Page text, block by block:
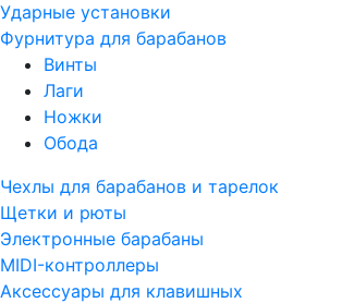
Ударные установки
Фурнитура для барабанов
Винты
Лаги
Ножки
Обода
Чехлы для барабанов и тарелок
Щетки и рюты
Электронные барабаны
MIDI-контроллеры
Аксессуары для клавишных